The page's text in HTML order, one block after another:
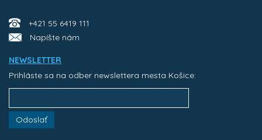
+421 55 6419 111
Napíšte nám
NEWSLETTER
Prihláste sa na odber newslettera mesta Košice:
Odoslať